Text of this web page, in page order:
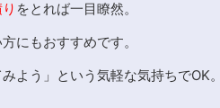
をとれば一目瞭然。
にもおすすめです。
よう」という気軽な気持ちでOK。